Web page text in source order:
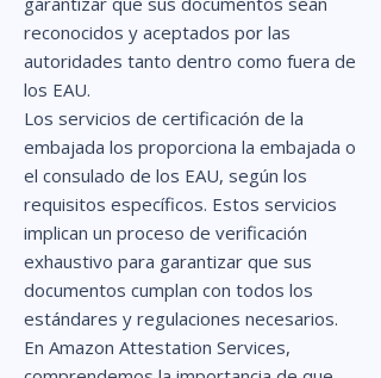
reconocidos y aceptados por las
autoridades tanto dentro como fuera de
los EAU.
Los servicios de certificación de la
embajada los proporciona la embajada o
el consulado de los EAU, según los
requisitos específicos. Estos servicios
implican un proceso de verificación
exhaustivo para garantizar que sus
documentos cumplan con todos los
estándares y regulaciones necesarios.
En Amazon Attestation Services,